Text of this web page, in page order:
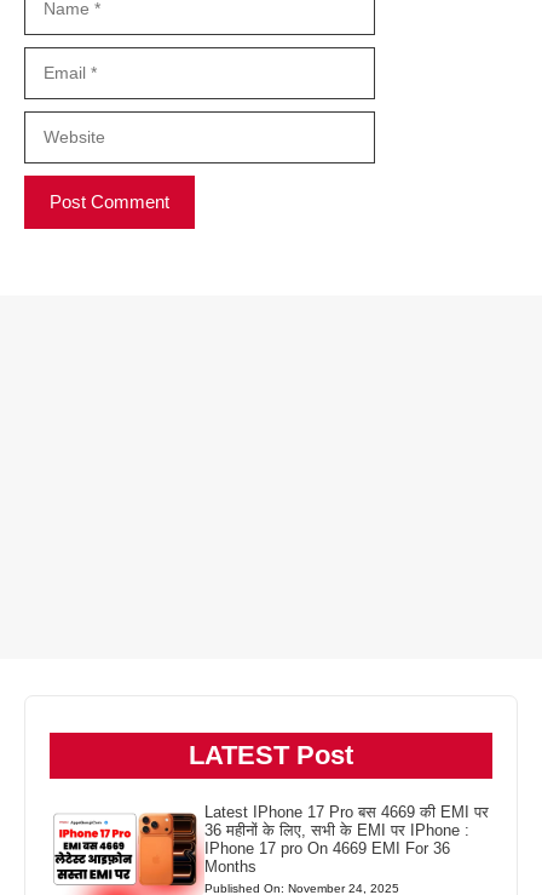
LATEST Post
Latest IPhone 17 Pro बस 4669 की EMI पर
36 महीनों के लिए, सभी के EMI पर IPhone :
IPhone 17 pro On 4669 EMI For 36
Months
Published On: November 24, 2025